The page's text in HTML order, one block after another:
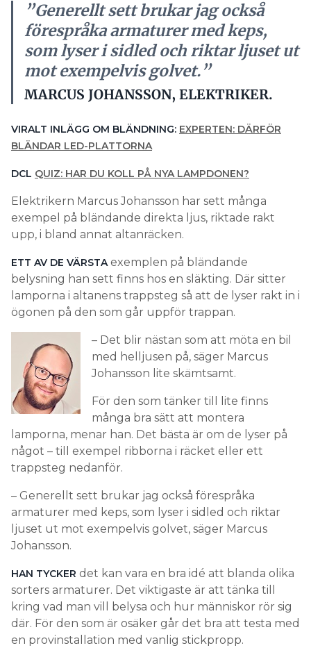
”Generellt sett brukar jag också
förespråka armaturer med keps,
som lyser i sidled och riktar ljuset ut
mot exempelvis golvet.”
MARCUS JOHANSSON, ELEKTRIKER.
VIRALT INLÄGG OM BLÄNDNING: EXPERTEN: DÄRFÖR
BLÄNDAR LED-PLATTORNA
DCL QUIZ: HAR DU KOLL PÅ NYA LAMPDONEN?
Elektrikern Marcus Johansson har sett många
exempel på bländande direkta ljus, riktade rakt
upp, i bland annat altanräcken.
ETT AV DE VÄRSTAexemplen på bländande
belysning han sett finns hos en släkting. Där sitter
lamporna i altanens trappsteg så att de lyser rakt in i
ögonen på den som går uppför trappan.
– Det blir nästan som att möta en bil
med helljusen på, säger Marcus
Johansson lite skämtsamt.
För den som tänker till lite finns
många bra sätt att montera
lamporna, menar han. Det bästa är om de lyser på
något – till exempel ribborna i räcket eller ett
trappsteg nedanför.
– Generellt sett brukar jag också förespråka
armaturer med keps, som lyser i sidled och riktar
ljuset ut mot exempelvis golvet, säger Marcus
Johansson.
HAN TYCKER det kan vara en bra idé att blanda olika
sorters armaturer. Det viktigaste är att tänka till
kring vad man vill belysa och hur människor rör sig
där. För den som är osäker går det bra att testa med
en provinstallation med vanlig stickpropp.